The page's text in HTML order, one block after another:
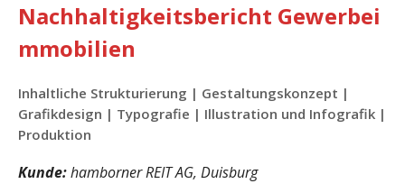
Nachhaltigkeitsbericht Gewerbei
mmobilien
Inhaltliche Strukturierung | Gestaltungskonzept |
Grafikdesign | Typografie | Illustration und Infografik |
Produktion
Kunde:hamborner REIT AG, Duisburg